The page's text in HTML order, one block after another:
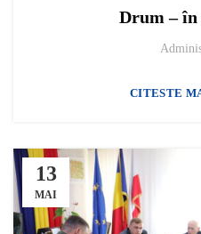
Drum –
CITESTE
13
MAI